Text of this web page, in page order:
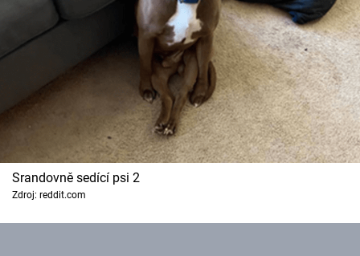
Srandovně sedící psi 2
Zdroj: reddit.com